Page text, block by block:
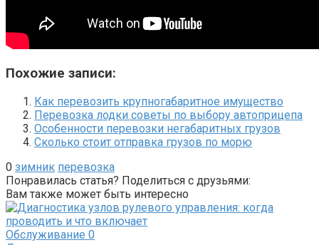
Похожие записи:
Как перевозить крупногабаритное имущество
Перевозка лодки советы по выбору автоприцепа
Особенности перевозки негабаритных грузов
Сколько стоит отправка грузов по морю
0 зимник перевозка
Понравилась статья? Поделиться с друзьями:
Вам также может быть интересно
Обслуживание 0